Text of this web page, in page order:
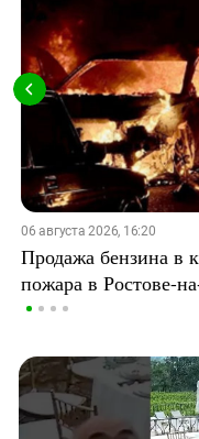
06 августа 2026, 16:20
Продажа бензина в
пожара в Ростове-